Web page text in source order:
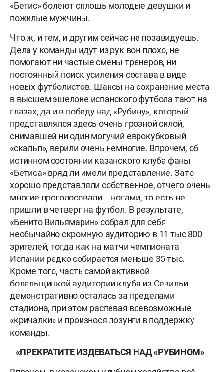
«Бетис» болеют сплошь молодые девушки и
пожилые мужчины.
Что ж, и тем, и другим сейчас не позавидуешь.
Дела у команды идут из рук вон плохо, не
помогают ни частые смены тренеров, ни
постоянный поиск усиления состава в виде
новых футболистов. Шансы на сохранение места
в высшем эшелоне испанского футбола тают на
глазах, да и в победу над «Рубину», который
представлялся здесь очень грозной силой,
снимавшей ни один могучий еврокубковый
«скальп», верили очень немногие. Впрочем, об
истинном состоянии казанского клуба фаны
«Бетиса» вряд ли имели представление. Зато
хорошо представляли собственное, отчего очень
многие проголосовали... ногами, то есть не
пришли в четверг на футбол. В результате,
«Бенито Вильямарин» собрал для себя
необычайно скромную аудиторию в 11 тыс 800
зрителей, тогда как на матчи чемпионата
Испании редко собирается меньше 35 тыс.
Кроме того, часть самой активной
болельщицкой аудитории клуба из Севильи
демонстративно осталась за пределами
стадиона, при этом распевая всевозможные
«кричалки» и произнося лозунги в поддержку
команды.
«ПРЕКРАТИТЕ ИЗДЕВАТЬСЯ НАД «РУБИНОМ»